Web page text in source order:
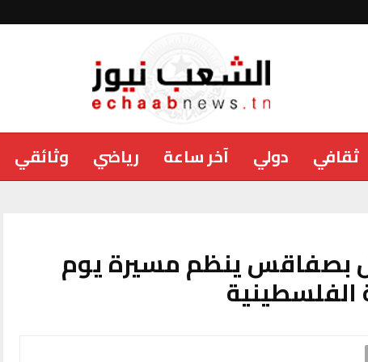
ثقافي دولي آخر ساعة رياضي وثائقي
بصفاقس ينظم مسيرة يوم